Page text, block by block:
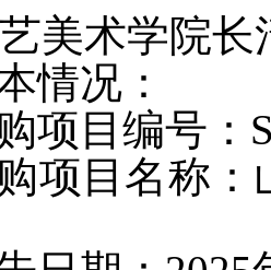
美术学院
情况：
项目编号：
项目名称